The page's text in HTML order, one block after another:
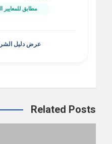
مطابق للمعايير
عرض دليل
Related Posts